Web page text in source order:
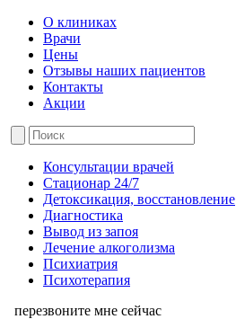
О клиниках
Врачи
Цены
Отзывы наших пациентов
Контакты
Акции
Консультации врачей
Стационар 24/7
Детоксикация, восстановление
Диагностика
Вывод из запоя
Лечение алкоголизма
Психиатрия
Психотерапия
перезвоните мне сейчас